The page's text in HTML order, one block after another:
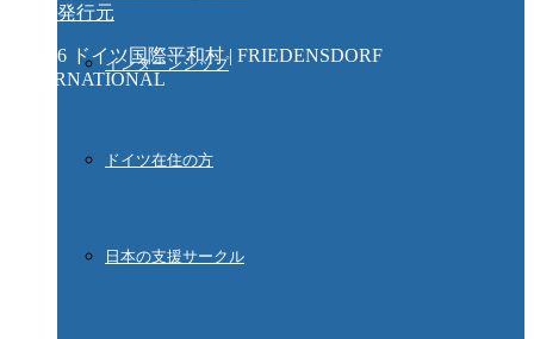
インターンシップ
ドイツ在住の方
日本の支援サークル
発行元
© 2026 ドイツ国際平和村 | FRIEDENSDORF
INTERNATIONAL